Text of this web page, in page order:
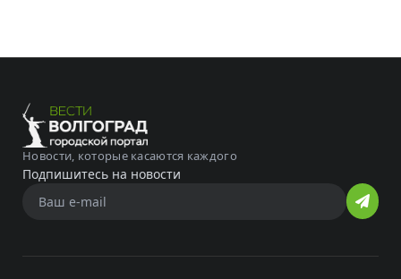
Новости, которые касаются каждого
Подпишитесь на новости